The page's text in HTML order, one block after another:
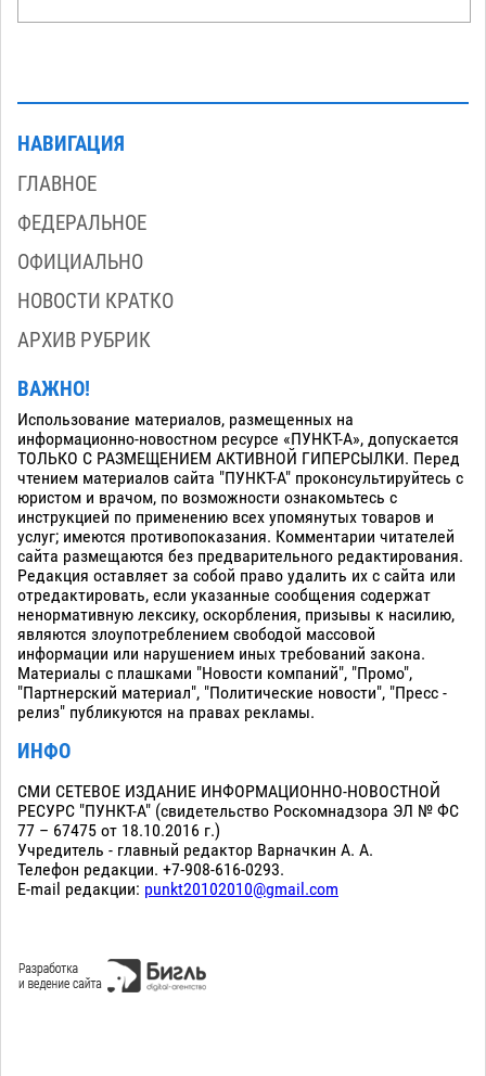
НАВИГАЦИЯ
ГЛАВНОЕ
ФЕДЕРАЛЬНОЕ
ОФИЦИАЛЬНО
НОВОСТИ КРАТКО
АРХИВ РУБРИК
ВАЖНО!
Использование материалов, размещенных на
информационно-новостном ресурсе «ПУНКТ-А», допускается
ТОЛЬКО С РАЗМЕЩЕНИЕМ АКТИВНОЙ ГИПЕРСЫЛКИ. Перед
чтением материалов сайта "ПУНКТ-А" проконсультируйтесь с
юристом и врачом, по возможности ознакомьтесь с
инструкцией по применению всех упомянутых товаров и
услуг; имеются противопоказания. Комментарии читателей
сайта размещаются без предварительного редактирования.
Редакция оставляет за собой право удалить их с сайта или
отредактировать, если указанные сообщения содержат
ненормативную лексику, оскорбления, призывы к насилию,
являются злоупотреблением свободой массовой
информации или нарушением иных требований закона.
Материалы с плашками "Новости компаний", "Промо",
"Партнерский материал", "Политические новости", "Пресс -
релиз" публикуются на правах рекламы.
ИНФО
СМИ СЕТЕВОЕ ИЗДАНИЕ ИНФОРМАЦИОННО-НОВОСТНОЙ
РЕСУРС "ПУНКТ-А" (свидетельство Роскомнадзора ЭЛ № ФС
77 – 67475 от 18.10.2016 г.)
Учредитель - главный редактор Варначкин А. А.
Телефон редакции. +7-908-616-0293.
E-mail редакции: punkt20102010@gmail.com